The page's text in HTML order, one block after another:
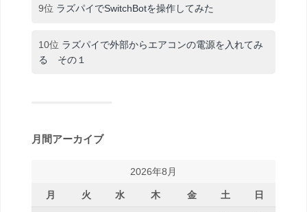
9位 ラズパイでSwitchBotを操作してみた
10位 ラズパイで外部からエアコンの電源を入れてみ
る その１
月間アーカイブ
2026年8月
月 火 水 木 金 土 日